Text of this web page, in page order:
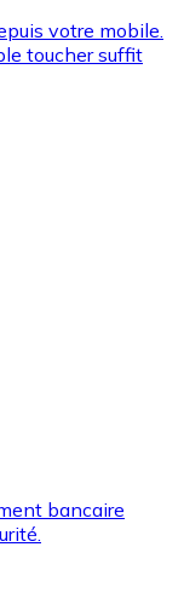
et d'autres
pour acheter
votre mobile.
toucher suffit
bancaire